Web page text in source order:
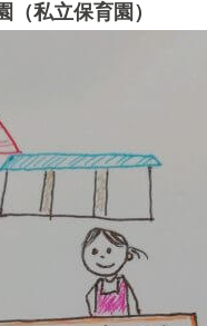
（私立保育園）